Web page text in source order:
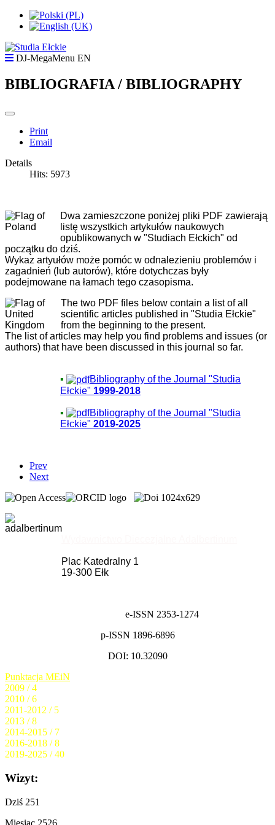
DJ-MegaMenu EN
BIBLIOGRAFIA / BIBLIOGRAPHY
Print
Email
Details
Hits: 5973
Dwa zamieszczone poniżej pliki PDF zawierają
listę wszystkich artykułów naukowych
opublikowanych w "Studiach Ełckich" od
początku do dziś.
Wykaz artyułów może pomóc w odnalezieniu problemów i
zagadnień (lub autorów), które dotychczas były
podejmowane na łamach tego czasopisma.
The two PDF files below contain a list of all
scientific articles published in "Studia Ełckie"
from the beginning to the present.
The list of articles may help you find problems and issues (or
authors) that have been discussed in this journal so far.
▪
Bibliography of the Journal "Studia
Ełckie" 1999-2018
▪
Bibliography of the Journal "Studia
Ełckie" 2019-2025
Prev
Next
Plac Katedralny 1
19-300 Ełk
e-ISSN 2353-1274
p-ISSN 1896-6896
DOI: 10.32090
Punktacja MEiN
2009 / 4
2010 / 6
2011-2012 / 5
2013 / 8
2014-2015 / 7
2016-2018 / 8
2019-2025 / 40
Wizyt:
Dziś 251
Miesiąc 2526